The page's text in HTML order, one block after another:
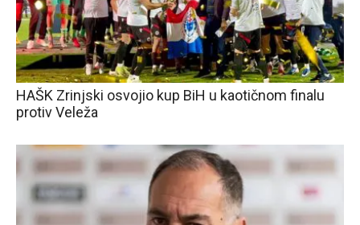
HAŠK Zrinjski osvojio kup BiH u kaotičnom finalu
protiv Veleža